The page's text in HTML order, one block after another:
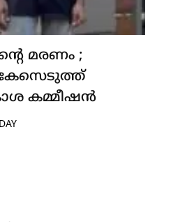
മരണം ;
കമ്മീഷൻ